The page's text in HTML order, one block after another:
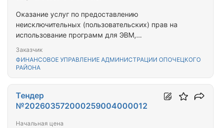
Оказание услуг по предоставлению
неисключительных (пользовательских) прав на
использование программ для ЭВМ,
Администрации Опочецкого муниципального
округа
Заказчик
ФИНАНСОВОЕ УПРАВЛЕНИЕ АДМИНИСТРАЦИИ ОПОЧЕЦКОГО
РАЙОНА
Тендер
№202603572000259004000012
Начальная цена